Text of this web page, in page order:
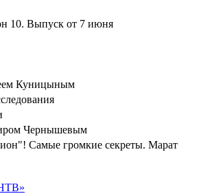
10. Выпуск от 7 июня
Куницыным
Чернышевым
Самые громкие секреты. Марат